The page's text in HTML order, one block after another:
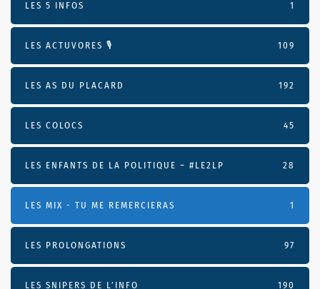
LES 5 INFOS 1
LES ACTUVORES 🎙 109
LES AS DU PLACARD 192
LES COLOCS 45
LES ENFANTS DE LA POLITIQUE – #LE2LP 28
LES MIX - TU ME REMERCIERAS 1
LES PROLONGATIONS 97
LES SNIPERS DE L’INFO 190